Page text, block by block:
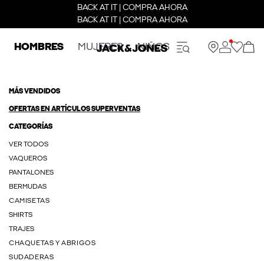
BACK AT IT | COMPRA AHORA
BACK AT IT | COMPRA AHORA
HOMBRES MUJERES NIÑOS
MÁS VENDIDOS
OFERTAS EN ARTÍCULOS SUPERVENTAS
CATEGORÍAS
VER TODOS
VAQUEROS
PANTALONES
BERMUDAS
CAMISETAS
SHIRTS
TRAJES
CHAQUETAS Y ABRIGOS
SUDADERAS